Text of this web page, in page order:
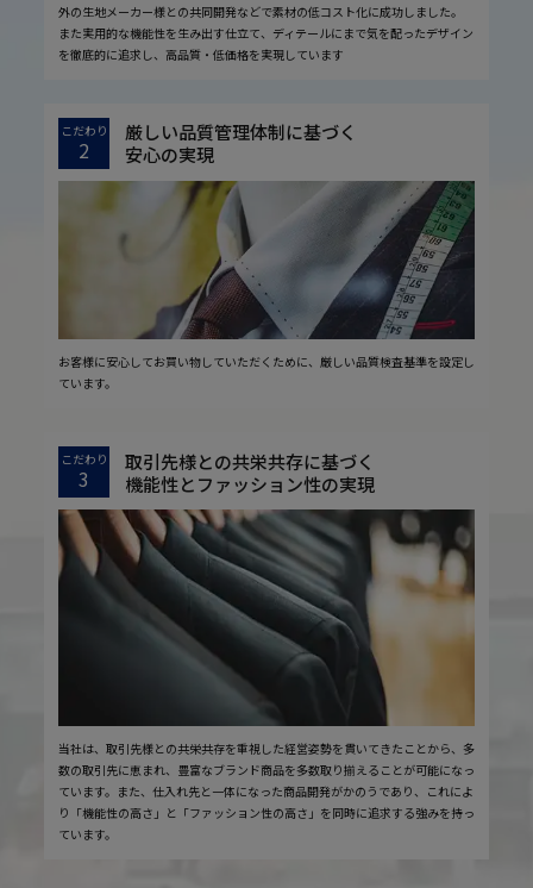
外の生地メーカー様との共同開発などで素材の低コスト化に成功しました。
また実用的な機能性を生み出す仕立て、ディテールにまで気を配ったデザイン
を徹底的に追求し、高品質・低価格を実現しています
こだわり
2
厳しい品質管理体制に基づく
安心の実現
お客様に安心してお買い物していただくために、厳しい品質検査基準を設定し
ています。
こだわり
3
取引先様との共栄共存に基づく
機能性とファッション性の実現
当社は、取引先様との共栄共存を重視した経営姿勢を貫いてきたことから、多
数の取引先に恵まれ、豊富なブランド商品を多数取り揃えることが可能になっ
ています。また、仕入れ先と一体になった商品開発がかのうであり、これによ
り「機能性の高さ」と「ファッション性の高さ」を同時に追求する強みを持っ
ています。